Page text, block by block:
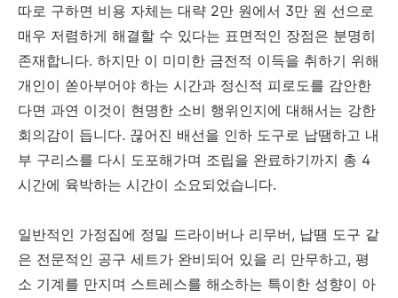
따로 구하면 비용 자체는 대략 2만 원에서 3만 원 선으로
매우 저렴하게 해결할 수 있다는 표면적인 장점은 분명히
존재합니다. 하지만 이 미미한 금전적 이득을 취하기 위해
개인이 쏟아부어야 하는 시간과 정신적 피로도를 감안한
다면 과연 이것이 현명한 소비 행위인지에 대해서는 강한
회의감이 듭니다. 끊어진 배선을 인하 도구로 납땜하고 내
부 구리스를 다시 도포해가며 조립을 완료하기까지 총 4
시간에 육박하는 시간이 소요되었습니다.
일반적인 가정집에 정밀 드라이버나 리무버, 납땜 도구 같
은 전문적인 공구 세트가 완비되어 있을 리 만무하고, 평
소 기계를 만지며 스트레스를 해소하는 특이한 성향이 아